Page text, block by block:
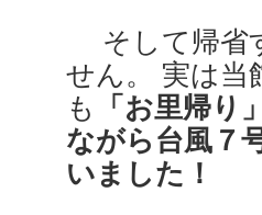
そして帰省
せん。 実は当
も
「お里帰り
ながら台風７
いました！